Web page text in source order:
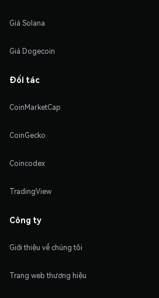
Giá Solana
Giá Dogecoin
Đối tác
CoinMarketCap
CoinGecko
Coincodex
TradingView
Công ty
Giới thiệu về chúng tôi
Trang web thương hiệu